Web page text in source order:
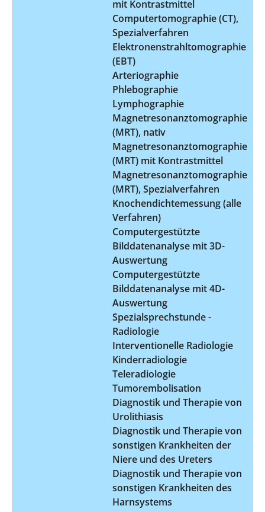
mit Kontrastmittel
Computertomographie (CT),
Spezialverfahren
Elektronenstrahltomographie
(EBT)
Arteriographie
Phlebographie
Lymphographie
Magnetresonanztomographie
(MRT), nativ
Magnetresonanztomographie
(MRT) mit Kontrastmittel
Magnetresonanztomographie
(MRT), Spezialverfahren
Knochendichtemessung (alle
Verfahren)
Computergestützte
Bilddatenanalyse mit 3D-
Auswertung
Computergestützte
Bilddatenanalyse mit 4D-
Auswertung
Spezialsprechstunde -
Radiologie
Interventionelle Radiologie
Kinderradiologie
Teleradiologie
Tumorembolisation
Diagnostik und Therapie von
Urolithiasis
Diagnostik und Therapie von
sonstigen Krankheiten der
Niere und des Ureters
Diagnostik und Therapie von
sonstigen Krankheiten des
Harnsystems